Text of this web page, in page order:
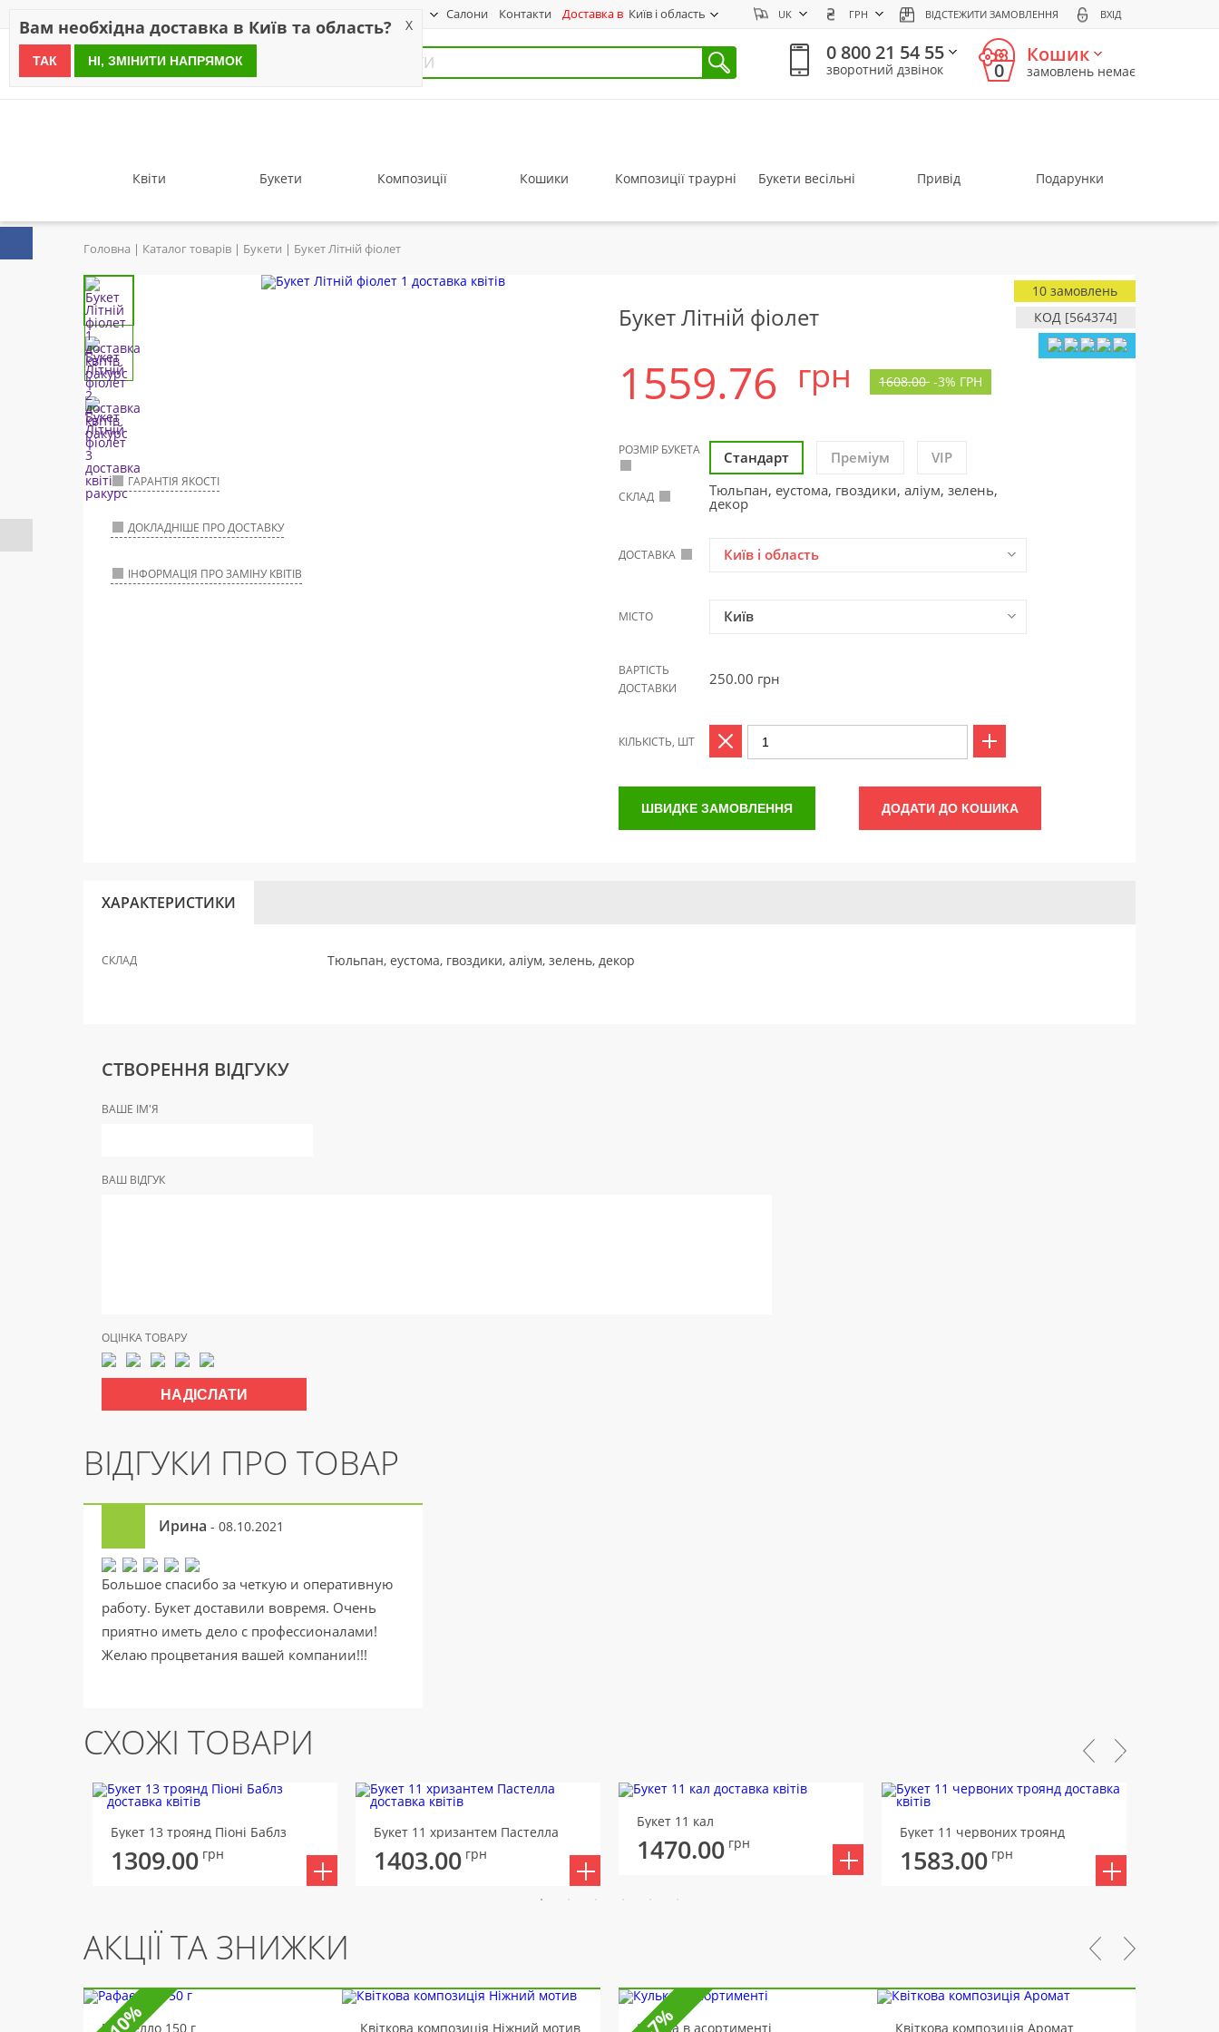
Салони Контакти Доставка в Київ і область UK ГРН ВІДСТЕЖИТИ ЗАМОВЛЕННЯ ВХІД
since 1999
0 800 21 54 55
зворотний дзвінок 0
Кошик
замовлень немає
Квіти Букети Композиції Кошики Композиції траурні Букети весільні Привід Подарунки
Головна Каталог товарів Букети Букет Літній фіолет
ГАРАНТІЯ ЯКОСТІ
ДОКЛАДНІШЕ ПРО ДОСТАВКУ
ІНФОРМАЦІЯ ПРО ЗАМІНУ КВІТІВ
Букет Літній фіолет КОД [564374]
10 замовлень
1559.76 грн 1608.00 -3% ГРН
РОЗМІР БУКЕТА Стандарт Преміум VIP
СКЛАД Тюльпан, еустома, гвоздики, аліум, зелень,
декор
ДОСТАВКА Київ і область
МІСТО Київ
ВАРТІСТЬ
ДОСТАВКИ
250.00 грн
КІЛЬКІСТЬ, ШТ
ШВИДКЕ ЗАМОВЛЕННЯ ДОДАТИ ДО КОШИКА
ХАРАКТЕРИСТИКИ
СКЛАД Тюльпан, еустома, гвоздики, аліум, зелень, декор
СТВОРЕННЯ ВІДГУКУ
ВАШЕ ІМ'Я
ВАШ ВІДГУК
ОЦІНКА ТОВАРУ
ВІДГУКИ ПРО ТОВАР
Ирина - 08.10.2021
Большое спасибо за четкую и оперативную
работу. Букет доставили вовремя. Очень
приятно иметь дело с профессионалами!
Желаю процветания вашей компании!!!
СХОЖІ ТОВАРИ
Букет 13 троянд Піоні Баблз
1309.00 грн
Букет 11 хризантем Пастелла
1403.00 грн
Букет 11 кал
1470.00 грн
Букет 11 червоних троянд
1583.00 грн
АКЦІЇ ТА ЗНИЖКИ
Рафаелло 150 г Квіткова композиція Ніжний мотив Кулька в асортименті Квіткова композиція Аромат
-7%
Вам необхідна доставка в Київ та область? X
ТАК НІ, ЗМІНИТИ НАПРЯМОК